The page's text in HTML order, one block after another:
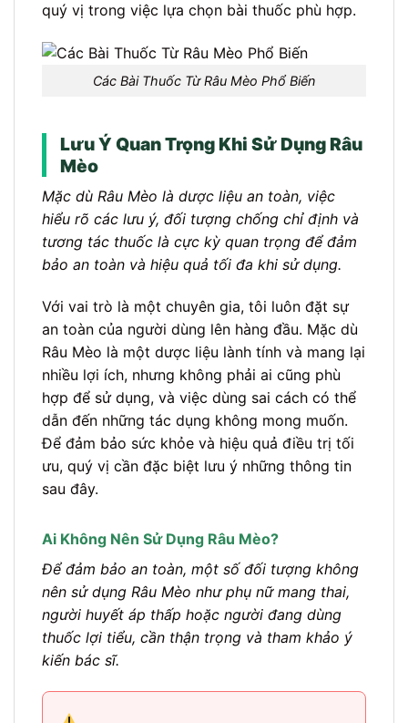
quý vị trong việc lựa chọn bài thuốc phù hợp.
Các Bài Thuốc Từ Râu Mèo Phổ Biến
Lưu Ý Quan Trọng Khi Sử Dụng Râu
Mèo
Mặc dù Râu Mèo là dược liệu an toàn, việc
hiểu rõ các lưu ý, đối tượng chống chỉ định và
tương tác thuốc là cực kỳ quan trọng để đảm
bảo an toàn và hiệu quả tối đa khi sử dụng.
Với vai trò là một chuyên gia, tôi luôn đặt sự
an toàn của người dùng lên hàng đầu. Mặc dù
Râu Mèo là một dược liệu lành tính và mang lại
nhiều lợi ích, nhưng không phải ai cũng phù
hợp để sử dụng, và việc dùng sai cách có thể
dẫn đến những tác dụng không mong muốn.
Để đảm bảo sức khỏe và hiệu quả điều trị tối
ưu, quý vị cần đặc biệt lưu ý những thông tin
sau đây.
Ai Không Nên Sử Dụng Râu Mèo?
Để đảm bảo an toàn, một số đối tượng không
nên sử dụng Râu Mèo như phụ nữ mang thai,
người huyết áp thấp hoặc người đang dùng
thuốc lợi tiểu, cần thận trọng và tham khảo ý
kiến bác sĩ.